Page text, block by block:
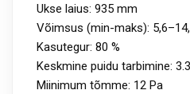
Ukse laius: 935 mm
Võimsus (min-maks):
Kasutegur: 80 %
Keskmine puidu tarbimine:
Miinimum tõmme: 12 Pa